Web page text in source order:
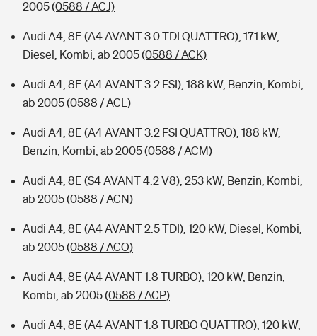
2005(0588 / ACJ)
Audi A4, 8E (A4 AVANT 3.0 TDI QUATTRO), 171 kW,
Diesel, Kombi, ab 2005(0588 / ACK)
Audi A4, 8E (A4 AVANT 3.2 FSI), 188 kW, Benzin, Kombi,
ab 2005(0588 / ACL)
Audi A4, 8E (A4 AVANT 3.2 FSI QUATTRO), 188 kW,
Benzin, Kombi, ab 2005(0588 / ACM)
Audi A4, 8E (S4 AVANT 4.2 V8), 253 kW, Benzin, Kombi,
ab 2005(0588 / ACN)
Audi A4, 8E (A4 AVANT 2.5 TDI), 120 kW, Diesel, Kombi,
ab 2005(0588 / ACO)
Audi A4, 8E (A4 AVANT 1.8 TURBO), 120 kW, Benzin,
Kombi, ab 2005(0588 / ACP)
Audi A4, 8E (A4 AVANT 1.8 TURBO QUATTRO), 120 kW,